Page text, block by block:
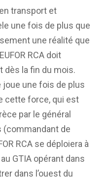
transport et
une fois de plus que
une réalité que
RCA doit
dès la fin du mois.
joue une fois de plus
cette force, qui est
par le général
(commandant de
RCA se déploiera à
GTIA opérant dans
dans l’ouest du